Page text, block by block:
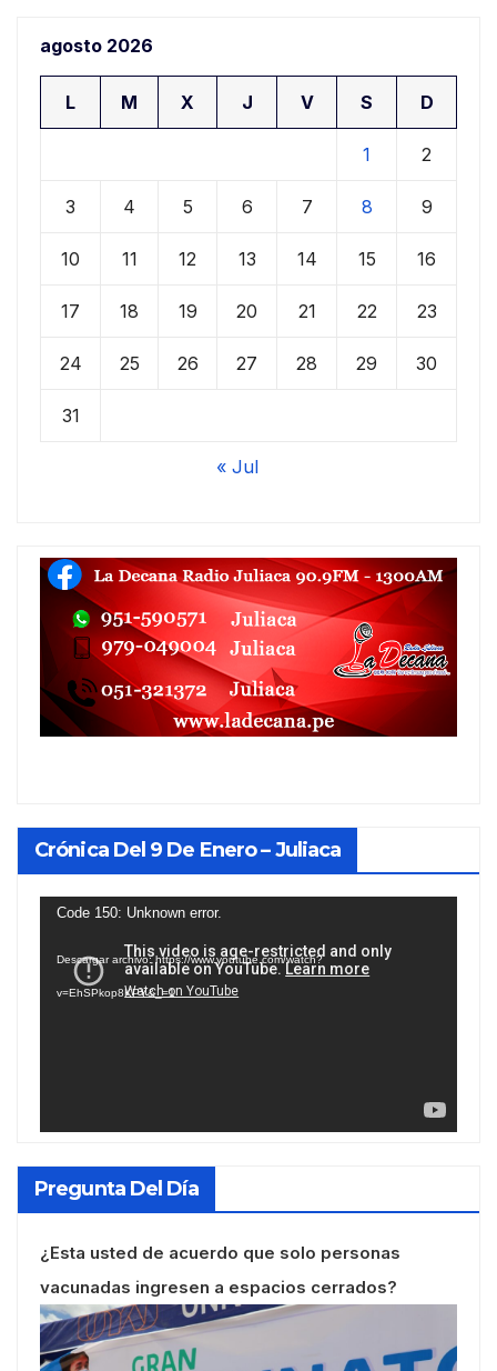
agosto 2026
L M X J V S D
1 2
3 4 5 6 7 8 9
10 11 12 13 14 15 16
17 18 19 20 21 22 23
24 25 26 27 28 29 30
31
« Jul
Crónica Del 9 De Enero – Juliaca
Reproductor
vídeo
Code 150: Unknown error.
Descargar archivo: https://www.youtube.com/watch?
v=EhSPkop8KPY&_=1
Pregunta Del Día
¿Esta usted de acuerdo que solo personas
vacunadas ingresen a espacios cerrados?